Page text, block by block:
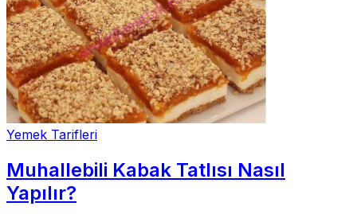
Yemek Tarifleri
Muhallebili Kabak Tatlısı Nasıl
Yapılır?